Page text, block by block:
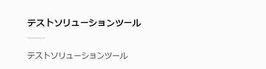
テストソリューションツール
テストソリューションツール